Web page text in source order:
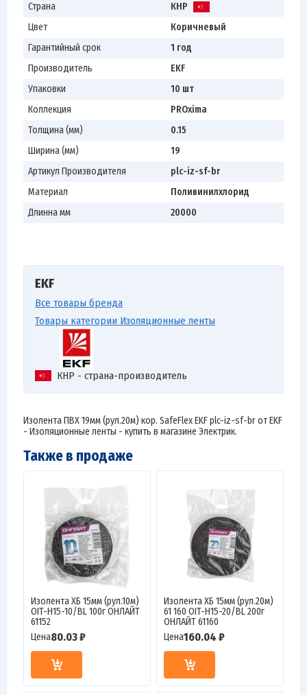
Страна
КНР
Цвет
Коричневый
Гарантийный срок
1 год
Производитель
EKF
Упаковки
10 шт
Коллекция
PROxima
Толщина (мм)
0.15
Ширина (мм)
19
Артикул Производителя
plc-iz-sf-br
Материал
Поливинилхлорид
Длинна мм
20000
EKF
Все товары бренда
Товары категории Изоляционные ленты
КНР - страна-производитель
Изолента ПВХ 19мм (рул.20м) кор. SafeFlex EKF plc-iz-sf-br от EKF
- Изоляционные ленты - купить в магазине Электрик.
Также в продаже
Изолента ХБ 15мм (рул.10м)
OIT-H15-10/BL 100г ОНЛАЙТ
61152
Цена80.03 ₽
Изолента ХБ 15мм (рул.20м)
61 160 OIT-H15-20/BL 200г
ОНЛАЙТ 61160
Цена160.04 ₽